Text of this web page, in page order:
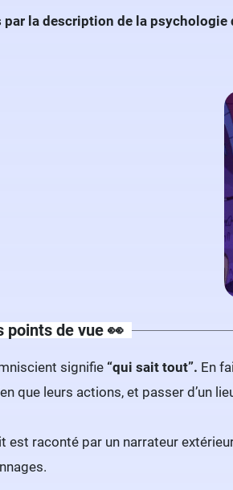
par la description de la psychologie
points de vue 👀
signifie “qui sait tout”. En
que leurs actions, et passer d’un
est raconté par un narrateur